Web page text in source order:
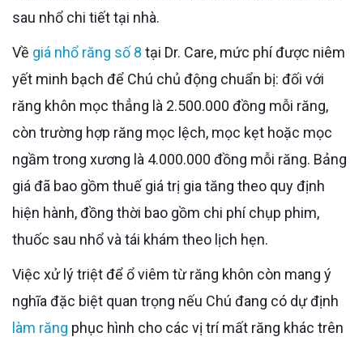
sau nhổ chi tiết tại nhà.
Về giá nhổ răng số 8 tại Dr. Care, mức phí được niêm
yết minh bạch để Chú chủ động chuẩn bị: đối với
răng khôn mọc thẳng là 2.500.000 đồng mỗi răng,
còn trường hợp răng mọc lệch, mọc kẹt hoặc mọc
ngầm trong xương là 4.000.000 đồng mỗi răng. Bảng
giá đã bao gồm thuế giá trị gia tăng theo quy định
hiện hành, đồng thời bao gồm chi phí chụp phim,
thuốc sau nhổ và tái khám theo lịch hẹn.
Việc xử lý triệt để ổ viêm từ răng khôn còn mang ý
nghĩa đặc biệt quan trọng nếu Chú đang có dự định
làm răng phục hình cho các vị trí mất răng khác trên